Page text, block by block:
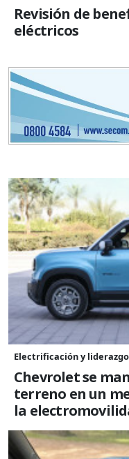
Revisión de
eléctricos
Electrificación y liderazgo
Chevrolet se
terreno en un
la